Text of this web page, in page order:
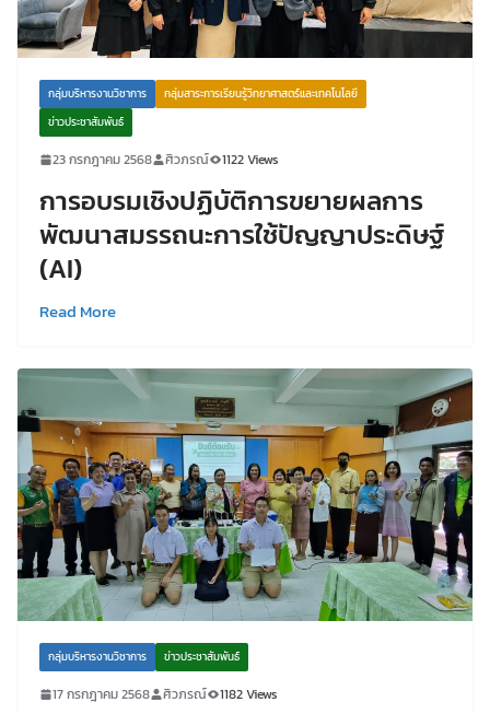
กลุ่มบริหารงานวิชาการ
กลุ่มสาระการเรียนรู้วิทยาศาสตร์และเทคโนโลยี
ข่าวประชาสัมพันธ์
23 กรกฎาคม 2568 ศิวภรณ์ 1122 Views
การอบรมเชิงปฏิบัติการขยายผลการ
พัฒนาสมรรถนะการใช้ปัญญาประดิษฐ์
(AI)
Read More
กลุ่มบริหารงานวิชาการ ข่าวประชาสัมพันธ์
17 กรกฎาคม 2568 ศิวภรณ์ 1182 Views